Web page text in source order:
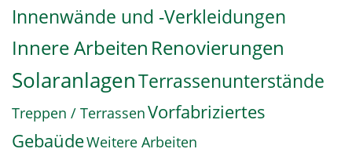
Innenwände und -Verkleidungen
Innere Arbeiten Renovierungen
SolaranlagenTerrassenunterstände
Treppen / TerrassenVorfabriziertes
GebaüdeWeitere Arbeiten